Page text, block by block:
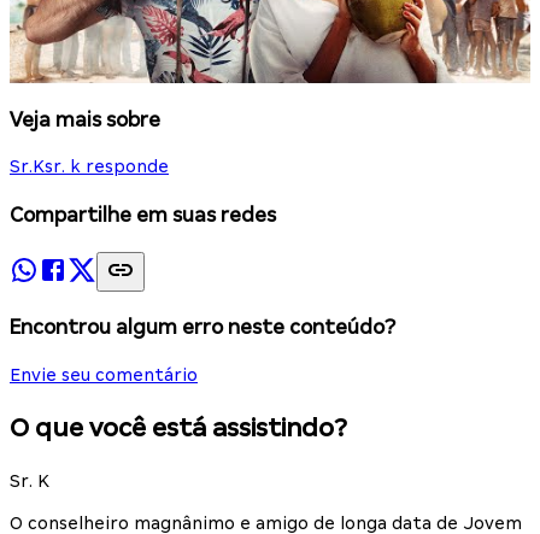
Veja mais sobre
Sr.Ksr. k responde
Compartilhe em suas redes
Encontrou algum erro neste conteúdo?
Envie seu comentário
O que você está assistindo?
Sr. K
O conselheiro magnânimo e amigo de longa data de Jovem